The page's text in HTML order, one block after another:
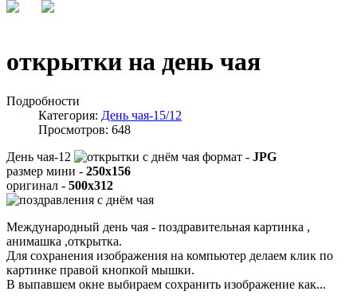
открытки на день чая
Подробности
Категория: День чая-15/12
Просмотров: 648
День чая-12
формат - JPG
размер мини - 250x156
оригинал - 500x312
Международный день чая - поздравительная картинка ,
анимашка ,открытка.
Для сохранения изображения на компьютер делаем клик по
картинке правой кнопкой мышки.
В выпавшем окне выбираем сохранить изображение как...